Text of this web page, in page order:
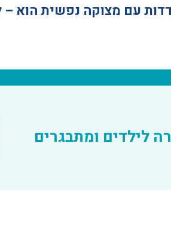
עם מצוקה נפשית הוא
לילדים ומתבגרים